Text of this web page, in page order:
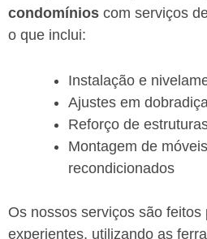
condomínios com serviços
o que inclui:
Instalação e
Ajustes em
Reforço de
Montagem de
recondicionados
Os nossos serviços são feitos
experientes, utilizando as